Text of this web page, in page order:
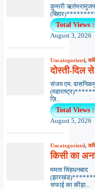
कुमारी
Total Views
August 3, 2026
Uncategorized,
दोस्ती-दिल
संजय एम.
ज़ि...
Total Views
August 5, 2026
Uncategorized,
किसी का
ममता सिंहधनबाद
सफाई का कीड़ा...